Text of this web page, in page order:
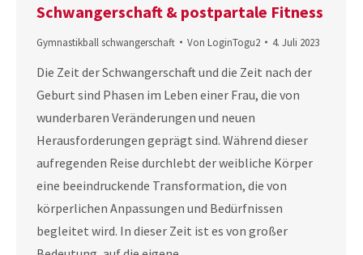
Schwangerschaft & postpartale Fitness
Gymnastikball schwangerschaft Von LoginTogu2 4. Juli 2023
Die Zeit der Schwangerschaft und die Zeit nach der
Geburt sind Phasen im Leben einer Frau, die von
wunderbaren Veränderungen und neuen
Herausforderungen geprägt sind. Während dieser
aufregenden Reise durchlebt der weibliche Körper
eine beeindruckende Transformation, die von
körperlichen Anpassungen und Bedürfnissen
begleitet wird. In dieser Zeit ist es von großer